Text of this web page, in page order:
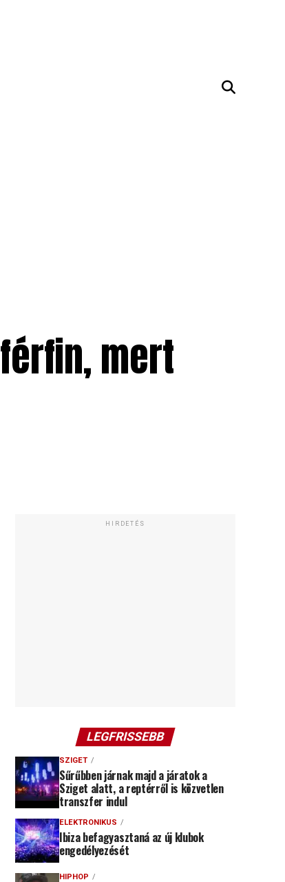
mert
HIRDETÉS
LEGFRISSEBB
SZIGET
Sűrűbben járnak majd a járatok a
Sziget alatt, a reptérről is közvetlen
transzfer indul
ELEKTRONIKUS
Ibiza befagyasztaná az új klubok
engedélyezését
HIPHOP